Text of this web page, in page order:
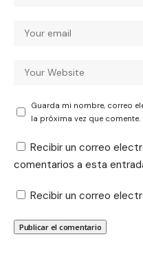
Guarda mi nombre, correo
la próxima vez que comente.
Recibir un correo
comentarios a esta
Recibir un correo